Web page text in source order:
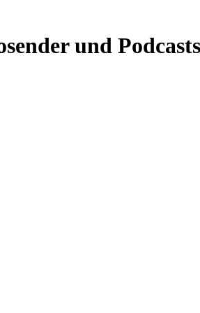
und